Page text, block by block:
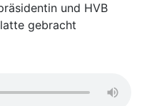
und HVB
gebracht